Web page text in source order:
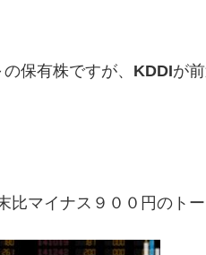
保有株ですが、 KDDIが
比マイナス９００円のト